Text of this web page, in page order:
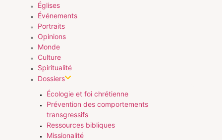
Églises
Événements
Portraits
Opinions
Monde
Culture
Spiritualité
Dossiers
Écologie et foi chrétienne
Prévention des comportements
transgressifs
Ressources bibliques
Missionalité